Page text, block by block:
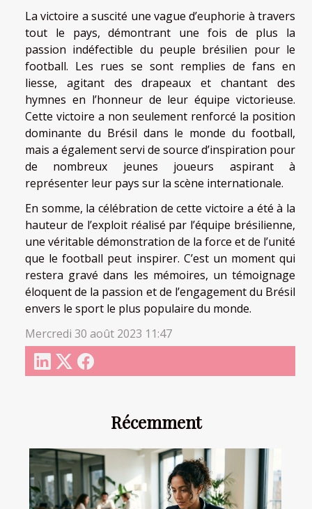
Récemment
La victoire a suscité une vague d’euphorie à travers
tout le pays, démontrant une fois de plus la
passion indéfectible du peuple brésilien pour le
football. Les rues se sont remplies de fans en
liesse, agitant des drapeaux et chantant des
hymnes en l’honneur de leur équipe victorieuse.
Cette victoire a non seulement renforcé la position
dominante du Brésil dans le monde du football,
mais a également servi de source d’inspiration pour
de nombreux jeunes joueurs aspirant à
représenter leur pays sur la scène internationale.
En somme, la célébration de cette victoire a été à la
hauteur de l’exploit réalisé par l’équipe brésilienne,
une véritable démonstration de la force et de l’unité
que le football peut inspirer. C’est un moment qui
restera gravé dans les mémoires, un témoignage
éloquent de la passion et de l’engagement du Brésil
envers le sport le plus populaire du monde.
Mercredi 30 août 2023 11:47